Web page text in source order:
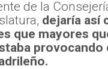
de la
dejaría así
que mayores
provocando